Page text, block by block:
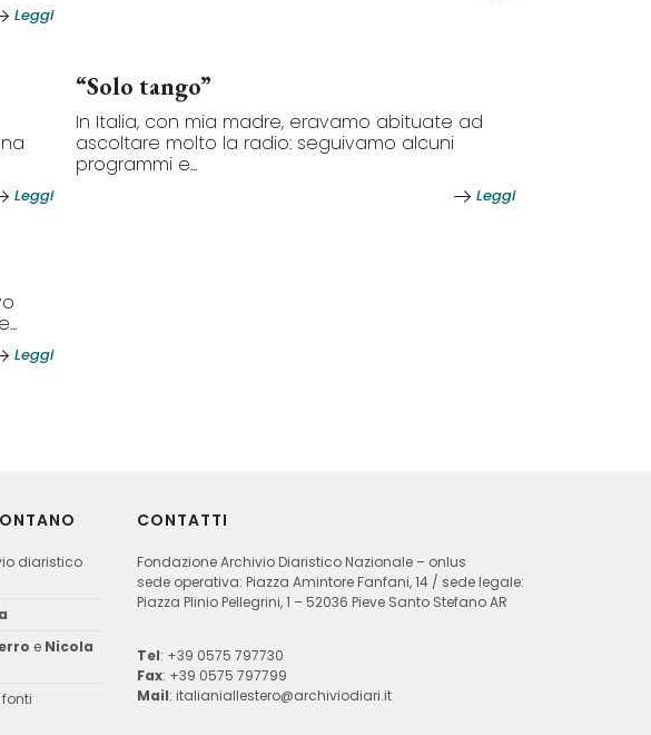
Leggi
Leggi
“Solo tango”
In Italia, con mia madre, eravamo abituate ad
ascoltare molto la radio: seguivamo alcuni
programmi e...
Leggi
Leggi
diaristico
e Nicola
CONTATTI
Fondazione Archivio Diaristico Nazionale – onlus
sede operativa: Piazza Amintore Fanfani, 14 / sede legale:
Piazza Plinio Pellegrini, 1 – 52036 Pieve Santo Stefano AR
Tel: +39 0575 797730
Fax: +39 0575 797799
Mail: italianiallestero@archiviodiari.it